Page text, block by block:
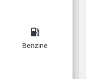
local_gas_station
Benzine